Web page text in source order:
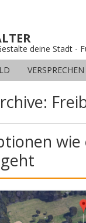
deine Stadt -
VERSPRECHEN
wie